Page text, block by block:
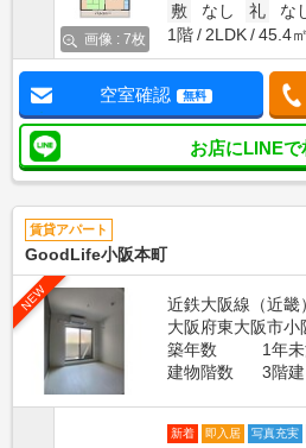
画像 : 7枚
敷
なし 礼
な
1階
2LDK 45.4㎡
空室確認 無料
お店にLINEで
賃貸アパート
GoodLife小阪本町
NEW
近鉄大阪線（近
大阪府東大阪市小
築年数
1年
建物階数
3階建
新着 即入居 写真充実